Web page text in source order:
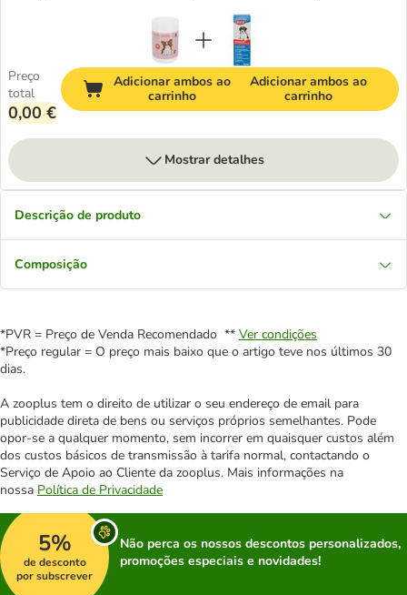
Preço
total
0,00 €
Adicionar ambos ao
carrinho
Adicionar ambos ao
carrinho
Mostrar detalhes
Descrição de produto
Composição
*PVR = Preço de Venda Recomendado ** Ver condições
*Preço regular = O preço mais baixo que o artigo teve nos últimos 30
dias.
A zooplus tem o direito de utilizar o seu endereço de email para
publicidade direta de bens ou serviços próprios semelhantes. Pode
opor-se a qualquer momento, sem incorrer em quaisquer custos além
dos custos básicos de transmissão à tarifa normal, contactando o
Serviço de Apoio ao Cliente da zooplus. Mais informações na
nossa Política de Privacidade
5%
de desconto
por subscrever
Não perca os nossos descontos personalizados,
promoções especiais e novidades!